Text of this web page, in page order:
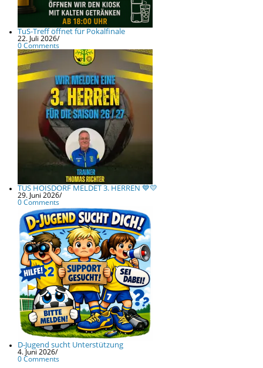
TuS-Treff öffnet für Pokalfinale
22. Juli 2026/
0 Comments
TUS HOISDORF MELDET 3. HERREN 💙💛
29. Juni 2026/
0 Comments
D-Jugend sucht Unterstützung
4. Juni 2026/
0 Comments